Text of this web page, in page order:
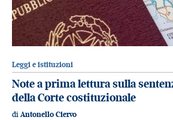
Leggi e istituzioni
Note a prima lettura sulla
della Corte costituzionale
di Antonello Ciervo